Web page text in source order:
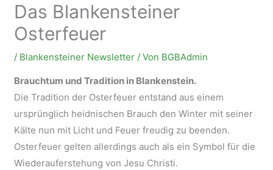
Das Blankensteiner
Osterfeuer
/ Blankensteiner Newsletter / Von BGBAdmin
Brauchtum und Tradition in Blankenstein.
Die Tradition der Osterfeuer entstand aus einem
ursprünglich heidnischen Brauch den Winter mit seiner
Kälte nun mit Licht und Feuer freudig zu beenden.
Osterfeuer gelten allerdings auch als ein Symbol für die
Wiederauferstehung von Jesu Christi.